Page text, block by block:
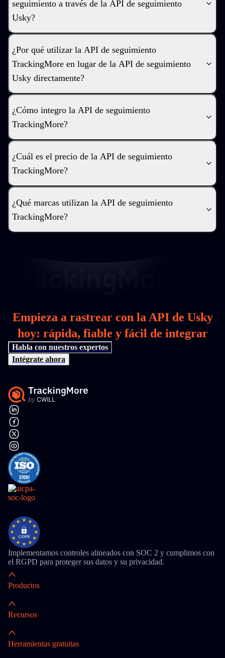
seguimiento a través de la API de seguimiento
Usky?
¿Por qué utilizar la API de seguimiento
TrackingMore en lugar de la API de seguimiento
Usky directamente?
¿Cómo integro la API de seguimiento
TrackingMore?
¿Cuál es el precio de la API de seguimiento
TrackingMore?
¿Qué marcas utilizan la API de seguimiento
TrackingMore?
Empieza a rastrear con la API de Usky
hoy: rápida, fiable y fácil de integrar
Habla con nuestros expertos
Intégrate ahora
Implementamos controles alineados con SOC 2 y cumplimos con
el RGPD para proteger sus datos y su privacidad.
Productos
Recursos
Herramientas gratuitas